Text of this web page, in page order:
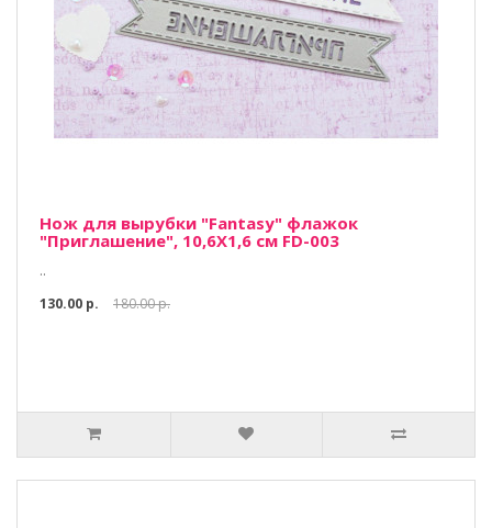
Нож для вырубки "Fantasy" флажок
"Приглашение", 10,6Х1,6 см FD-003
..
130.00 р.
180.00 р.